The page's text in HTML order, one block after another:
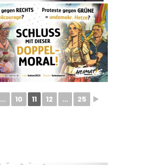
... 10 11 12 ... 25 ►